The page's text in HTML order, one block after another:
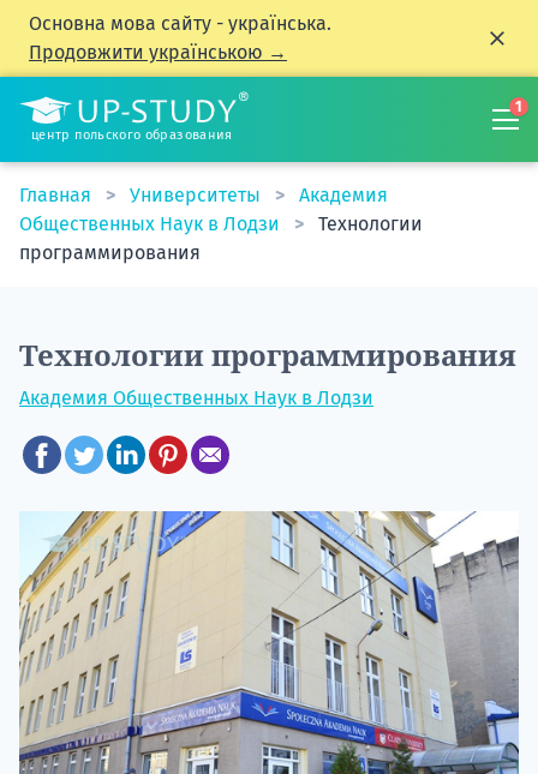
Основна мова сайту - українська.
Продовжити українською →
центр польского образования
1
Главная Университеты
Академия
Общественных Наук в Лодзи
Технологии
программирования
Технологии программирования
Академия Общественных Наук в Лодзи